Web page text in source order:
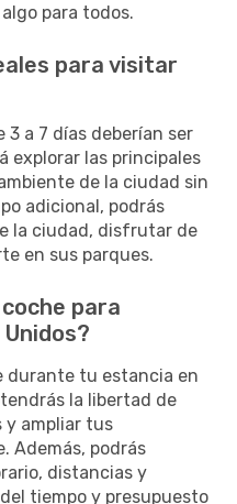
para todos.
para visitar
3 a 7 días deberían ser
explorar las principales
de la ciudad sin
adicional, podrás
la ciudad, disfrutar de
en sus parques.
para
durante tu estancia en
la libertad de
y ampliar tus
Además, podrás
distancias y
tiempo y presupuesto